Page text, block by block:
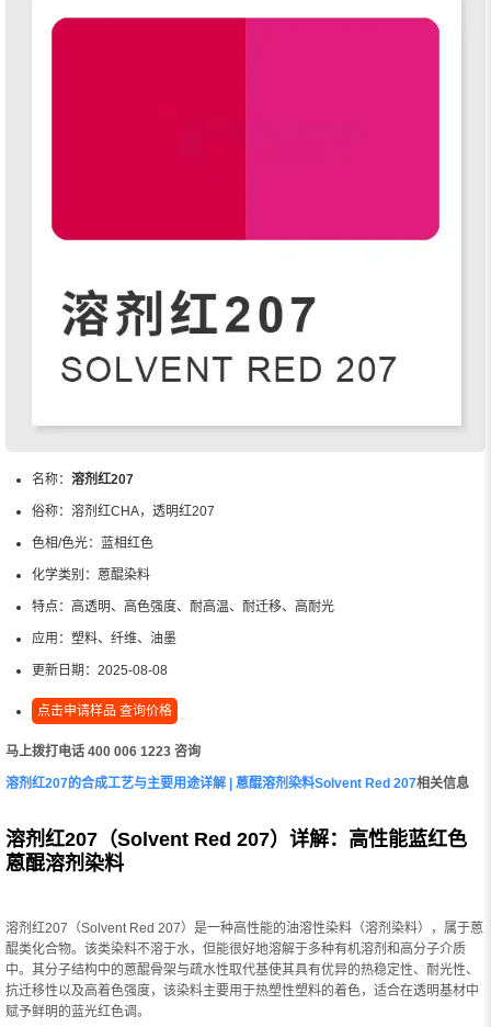
名称： 溶剂红207
俗称： 溶剂红CHA，透明红207
色相/色光： 蓝相红色
化学类别： 蒽醌染料
特点： 高透明、高色强度、耐高温、耐迁移、高耐光
应用： 塑料、纤维、油墨
更新日期： 2025-08-08
点击申请样品 查询价格
马上拨打电话 400 006 1223 咨询
溶剂红207的合成工艺与主要用途详解 | 蒽醌溶剂染料Solvent Red 207相关信息
溶剂红207（Solvent Red 207）详解：高性能蓝红色
蒽醌溶剂染料
溶剂红207（Solvent Red 207）是一种高性能的油溶性染料（溶剂染料），属于蒽
醌类化合物。该类染料不溶于水，但能很好地溶解于多种有机溶剂和高分子介质
中。其分子结构中的蒽醌骨架与疏水性取代基使其具有优异的热稳定性、耐光性、
抗迁移性以及高着色强度，该染料主要用于热塑性塑料的着色，适合在透明基材中
赋予鲜明的蓝光红色调。